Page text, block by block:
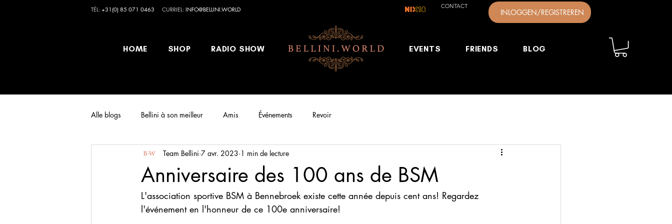
TÉL: +31(0) 85 071 0463 CURRIEL: INFO@BELLINI.WORLD CONTACT
INLOGGEN/REGISTREREN
HOME SHOP RADIO SHOW EVENTS FRIENDS BLOG
Alle blogs Bellini à son meilleur Amis Événements Revoir
Anniversaire des 100 ans de BSM
Team Bellini 7 avr. 2023 1 min de lecture
L'association sportive BSM à Bennebroek existe cette année depuis cent ans! Regardez
l'événement en l'honneur de ce 100e anniversaire!